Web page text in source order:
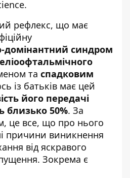
рефлекс, що має
домінантний синдром
та спадковим
із батьків має цей
його передачі
близько 50%. За
це все, що про нього
причини виникнення
від яскравого
Зокрема є